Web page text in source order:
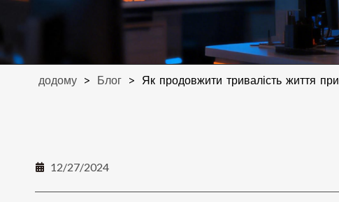
додому > Блог > Як продовжити тривалість життя
12/27/2024